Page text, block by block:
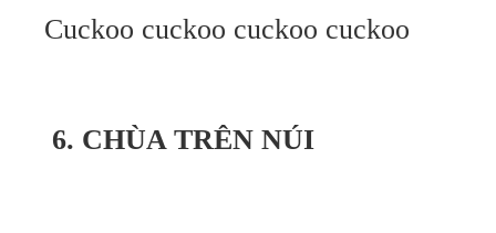
Cuckoo cuckoo cuckoo cuckoo
6. CHÙA TRÊN NÚI